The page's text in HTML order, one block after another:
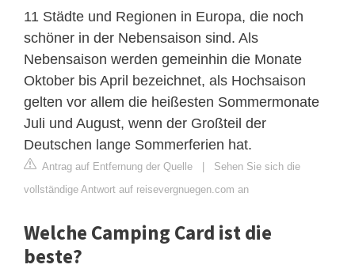
11 Städte und Regionen in Europa, die noch
schöner in der Nebensaison sind. Als
Nebensaison werden gemeinhin die Monate
Oktober bis April bezeichnet, als Hochsaison
gelten vor allem die heißesten Sommermonate
Juli und August, wenn der Großteil der
Deutschen lange Sommerferien hat.
Antrag auf Entfernung der Quelle | Sehen Sie sich die
vollständige Antwort auf reisevergnuegen.com an
Welche Camping Card ist die
beste?